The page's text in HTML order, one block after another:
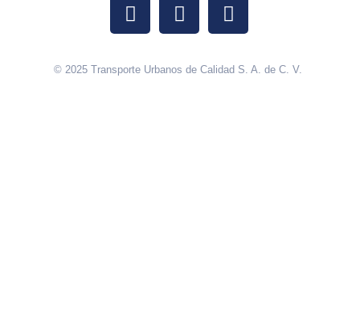
© 2025 Transporte Urbanos de Calidad S. A. de C. V.